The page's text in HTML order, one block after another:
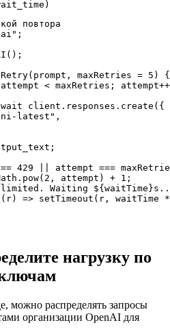
повтора
maxRetries = 5) {
< maxRetries;
client.responses.create({
latest",
429 || attempt ===
attempt) + 1;
Waiting
=> setTimeout(r, waitTime
нагрузку по
можно распределять запросы
организации OpenAI для